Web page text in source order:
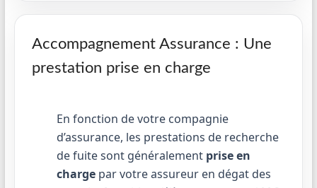
Accompagnement Assurance : Une
prestation prise en charge
En fonction de votre compagnie
d’assurance, les prestations de recherche
de fuite sont généralement prise en
chargepar votre assureur en dégat des